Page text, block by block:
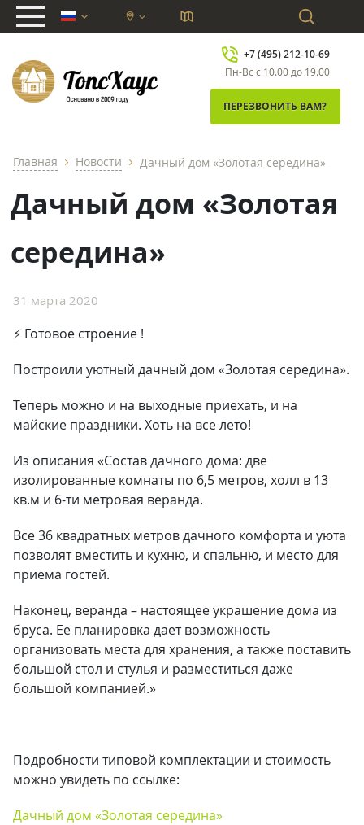
chevron_down
+7 (495) 212-10-69
Пн-Вс с 10.00 до 19.00
ПЕРЕЗВОНИТЬ ВАМ?
Главная chevron_right Новости chevron_right Дачный дом «Золотая середина»
Дачный дом «Золотая
середина»
31 марта 2020
⚡ Готовое строение !
Построили уютный дачный дом «Золотая середина».
Теперь можно и на выходные приехать, и на
майские праздники. Хоть на все лето!
Из описания «Состав дачного дома: две
изолированные комнаты по 6,5 метров, холл в 13
кв.м и 6-ти метровая веранда.
Все 36 квадратных метров дачного комфорта и уюта
позволят вместить и кухню, и спальню, и место для
приема гостей.
Наконец, веранда – настоящее украшение дома из
бруса. Ее планировка дает возможность
организовать места для хранения, а также поставить
большой стол и стулья и разместиться даже
большой компанией.»
Подробности типовой комплектации и стоимость
можно увидеть по ссылке:
Дачный дом «Золотая середина»